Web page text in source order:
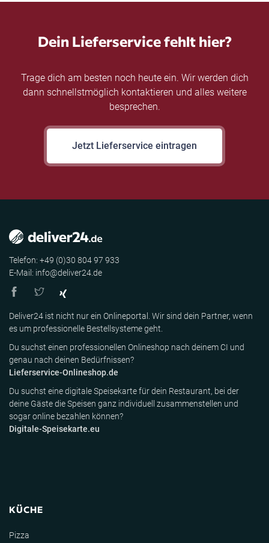
Dein Lieferservice fehlt hier?
Trage dich am besten noch heute ein. Wir werden dich
dann schnellstmöglich kontaktieren und alles weitere
besprechen.
Jetzt Lieferservice eintragen
Telefon: +49 (0)30 804 97 933
E-Mail: info@deliver24.de
Deliver24 ist nicht nur ein Onlineportal. Wir sind dein Partner, wenn
es um professionelle Bestellsysteme geht.
Du suchst einen professionellen Onlineshop nach deinem CI und
genau nach deinen Bedürfnissen?
Lieferservice-Onlineshop.de
Du suchst eine digitale Speisekarte für dein Restaurant, bei der
deine Gäste die Speisen ganz individuell zusammenstellen und
sogar online bezahlen können?
Digitale-Speisekarte.eu
KÜCHE
Pizza